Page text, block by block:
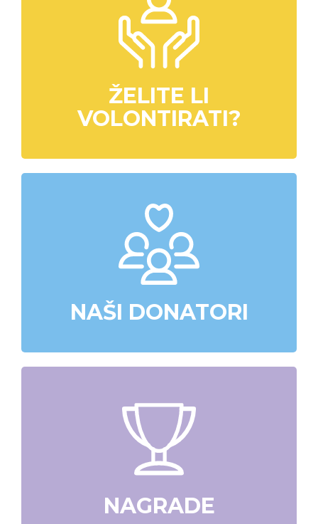
ŽELITE LI
VOLONTIRATI?
NAŠI DONATORI
NAGRADE